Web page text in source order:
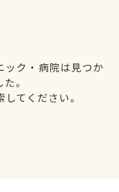
ック・病院は見つか
。
てください。